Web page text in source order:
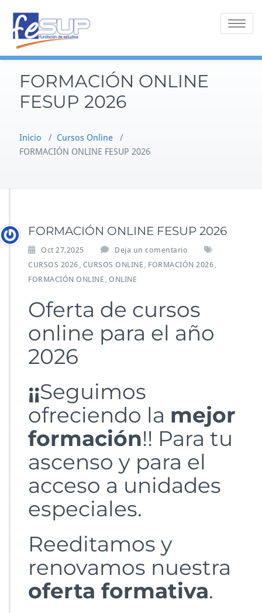
contenido
Alternar
FORMACIÓN ONLINE
FESUP 2026
Inicio / Cursos Online /
FORMACIÓN ONLINE FESUP 2026
FORMACIÓN ONLINE FESUP 2026
Oct 27,2025
Deja un comentario
CURSOS 2026 CURSOS ONLINE FORMACIÓN 2026
FORMACIÓN ONLINE ONLINE
Oferta de cursos
online para el año
2026
¡¡Seguimos
ofreciendo la mejor
formación!! Para tu
ascenso y para el
acceso a unidades
especiales.
Reeditamos y
renovamos nuestra
oferta formativa.